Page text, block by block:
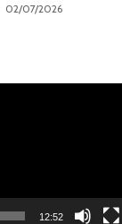
02/07/2026
12:52